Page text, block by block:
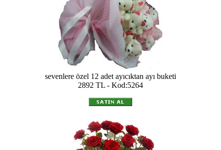
sevenlere özel 12 adet ayıcıktan ayı buketi
2892 TL - Kod:5264